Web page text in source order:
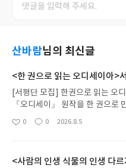
산바람님의 최신글
<한 권으로 읽는 오디세이아>
[서평단 모집] 한권으로 읽는 오
『오디세이』 원작을 한 권으로
디세우스는 고향 이타케로 돌아
좋
0
댓
0
작
2026.8.5
<사람의 인생 식물의 인생 다